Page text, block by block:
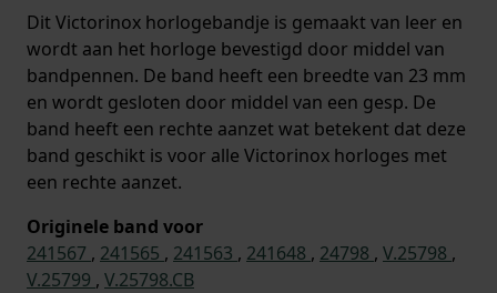
Dit Victorinox horlogebandje is gemaakt van leer en
wordt aan het horloge bevestigd door middel van
bandpennen. De band heeft een breedte van 23 mm
en wordt gesloten door middel van een gesp. De
band heeft een rechte aanzet wat betekent dat deze
band geschikt is voor alle Victorinox horloges met
een rechte aanzet.
Originele band voor
241567 , 241565 , 241563 , 241648 , 24798 , V.25798 ,
V.25799 , V.25798.CB